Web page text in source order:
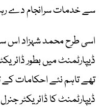
سے خدمات سرانجام دے
اسی طرح محمد شہزاد اس
ڈیپارٹمنٹ میں بطور
تھے تاہم نئے احکامات کے
ڈیپارٹمنٹ کا ڈائریکٹر